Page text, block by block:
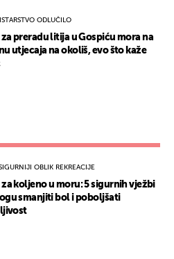
ODLUČILO
za preradu litija u Gospiću mora na
utjecaja na okoliš, evo što kaže
OBLIK REKREACIJE
za koljeno u moru: 5 sigurnih vježbi
smanjiti bol i poboljšati